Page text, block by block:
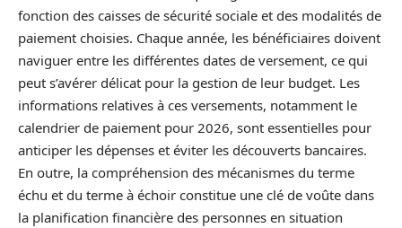
fonction des caisses de sécurité sociale et des modalités de
paiement choisies. Chaque année, les bénéficiaires doivent
naviguer entre les différentes dates de versement, ce qui
peut s’avérer délicat pour la gestion de leur budget. Les
informations relatives à ces versements, notamment le
calendrier de paiement pour 2026, sont essentielles pour
anticiper les dépenses et éviter les découverts bancaires.
En outre, la compréhension des mécanismes du terme
échu et du terme à échoir constitue une clé de voûte dans
la planification financière des personnes en situation